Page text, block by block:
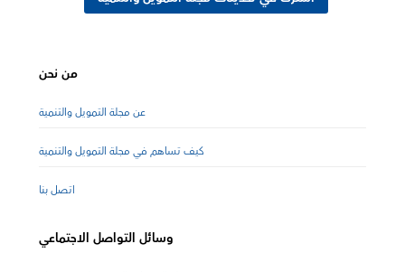
من نحن
عن مجلة التمويل والتنمية
كيف تساهم في مجلة التمويل والتنمية
اتصل بنا
وسائل التواصل الاجتماعي